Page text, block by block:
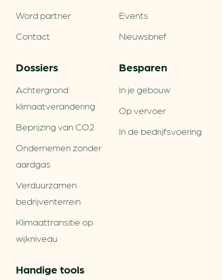
Word partner
Contact
Events
Nieuwsbrief
Dossiers
Achtergrond
klimaatverandering
Beprijzing van CO2
Ondernemen zonder
aardgas
Verduurzamen
bedrijventerrein
Klimaattransitie op
wijkniveau
Besparen
In je gebouw
Op vervoer
In de bedrijfsvoering
Handige tools